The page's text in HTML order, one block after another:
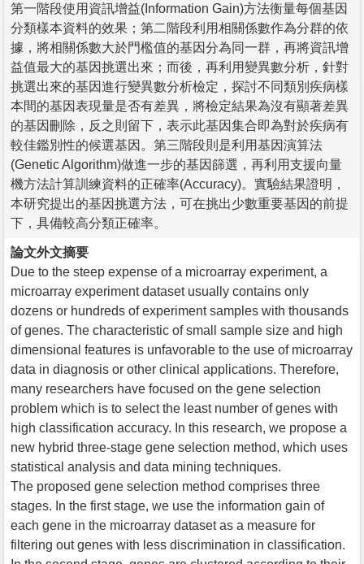
第一階段使用資訊增益(Information Gain)方法衡量每個基因
分類樣本資料的效果；第二階段利用相關係數作為分群的依
據，將相關係數大於門檻值的基因分為同一群，再將資訊增
益值最大的基因挑選出來；而後，再利用變異數分析，針對
挑選出來的基因進行變異數分析檢定，探討不同類別疾病樣
本間的基因表現量是否有差異，將檢定結果為沒有顯著差異
的基因刪除，反之則留下，表示此基因集合即為對於疾病有
較佳鑑別性的候選基因。第三階段則是利用基因演算法
(Genetic Algorithm)做進一步的基因篩選，再利用支援向量
機方法計算訓練資料的正確率(Accuracy)。實驗結果證明，
本研究提出的基因挑選方法，可在挑出少數重要基因的前提
下，具備較高分類正確率。
論文外文摘要
Due to the steep expense of a microarray experiment, a
microarray experiment dataset usually contains only
dozens or hundreds of experiment samples with thousands
of genes. The characteristic of small sample size and high
dimensional features is unfavorable to the use of microarray
data in diagnosis or other clinical applications. Therefore,
many researchers have focused on the gene selection
problem which is to select the least number of genes with
high classification accuracy. In this research, we propose a
new hybrid three-stage gene selection method, which uses
statistical analysis and data mining techniques.
The proposed gene selection method comprises three
stages. In the first stage, we use the information gain of
each gene in the microarray dataset as a measure for
filtering out genes with less discrimination in classification.